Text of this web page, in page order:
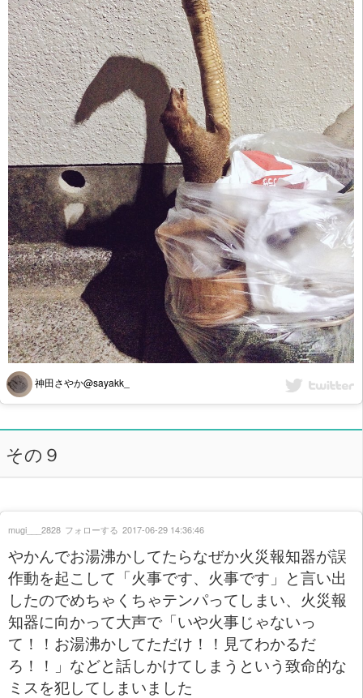
神田さやか@sayakk_
その９
やかんでお湯沸かしてたらなぜか火災報知器が誤
作動を起こして「火事です、火事です」と言い出
したのでめちゃくちゃテンパってしまい、火災報
知器に向かって大声で「いや火事じゃないっ
て！！お湯沸かしてただけ！！見てわかるだ
ろ！！」などと話しかけてしまうという致命的な
ミスを犯してしまいました
mugi___2828 フォローする 2017-06-29 14:36:46